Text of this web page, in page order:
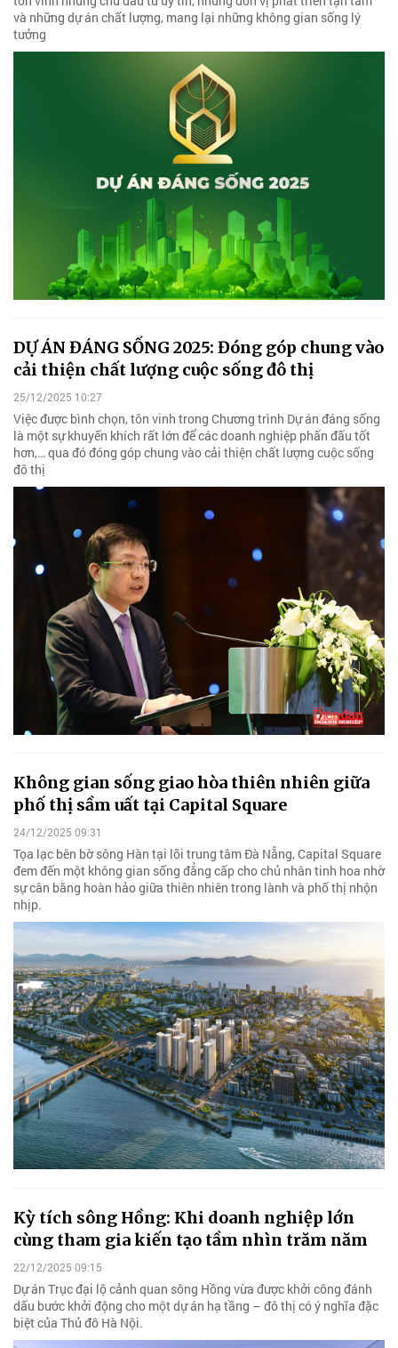
và những dự án chất lượng, mang lại những không gian sống lý
tưởng
DỰ ÁN ĐÁNG SỐNG 2025: Đóng góp chung vào
cải thiện chất lượng cuộc sống đô thị
25/12/2025 10:27
Việc được bình chọn, tôn vinh trong Chương trình Dự án đáng sống
là một sự khuyến khích rất lớn để các doanh nghiệp phấn đấu tốt
hơn,… qua đó đóng góp chung vào cải thiện chất lượng cuộc sống
đô thị
Không gian sống giao hòa thiên nhiên giữa
phố thị sầm uất tại Capital Square
24/12/2025 09:31
Tọa lạc bên bờ sông Hàn tại lõi trung tâm Đà Nẵng, Capital Square
đem đến một không gian sống đẳng cấp cho chủ nhân tinh hoa nhờ
sự cân bằng hoàn hảo giữa thiên nhiên trong lành và phố thị nhộn
nhịp.
Kỳ tích sông Hồng: Khi doanh nghiệp lớn
cùng tham gia kiến tạo tầm nhìn trăm năm
22/12/2025 09:15
Dự án Trục đại lộ cảnh quan sông Hồng vừa được khởi công đánh
dấu bước khởi động cho một dự án hạ tầng – đô thị có ý nghĩa đặc
biệt của Thủ đô Hà Nội.